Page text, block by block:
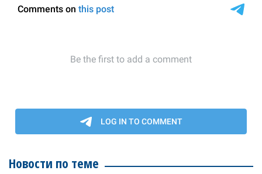
Новости по теме